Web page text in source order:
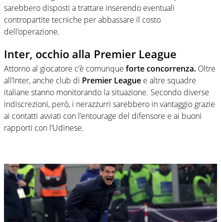
sarebbero disposti a trattare inserendo eventuali
contropartite tecniche per abbassare il costo
dell’operazione.
Inter, occhio alla Premier League
Attorno al giocatore c’è comunque forte concorrenza. Oltre
all’Inter, anche club di Premier League e altre squadre
italiane stanno monitorando la situazione. Secondo diverse
indiscrezioni, però, i nerazzurri sarebbero in vantaggio grazie
ai contatti avviati con l’entourage del difensore e ai buoni
rapporti con l’Udinese.